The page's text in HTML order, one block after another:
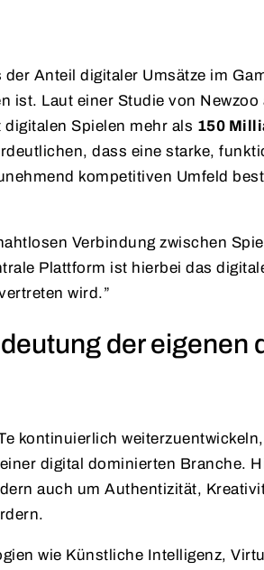
Anteil digitaler Umsätze im
ist. Laut einer Studie von Newzoo
Spielen mehr als 150
dass eine starke,
kompetitiven Umfeld
Verbindung zwischen
Plattform ist hierbei das
wird.”
der eigenen
kontinuierlich weiterzuentwickeln,
digital dominierten Branche.
auch um Authentizität,
wie Künstliche Intelligenz,